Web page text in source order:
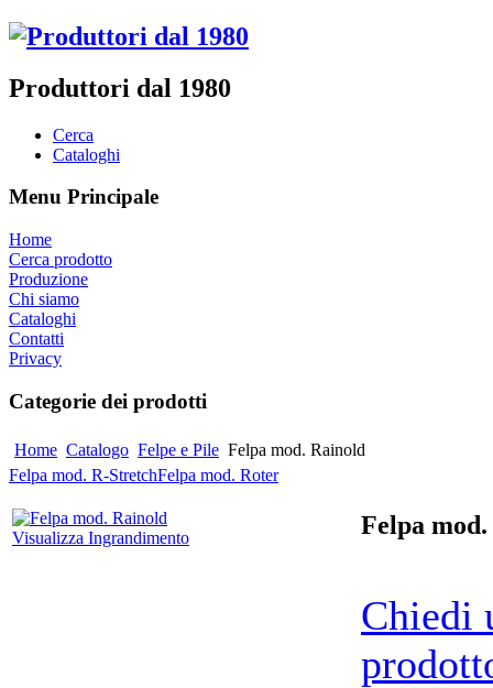
Produttori dal 1980
Cerca
Cataloghi
Menu Principale
Home
Cerca prodotto
Produzione
Chi siamo
Cataloghi
Contatti
Privacy
Categorie dei prodotti
Home Catalogo Felpe e Pile Felpa mod. Rainold
Felpa mod. R-StretchFelpa mod. Roter
Visualizza Ingrandimento Felpa
Chiedi